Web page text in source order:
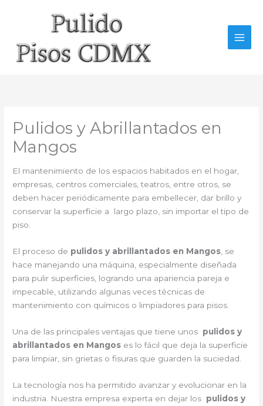
Pulidos y Abrillantados en
Mangos
El mantenimiento de los espacios habitados en el hogar,
empresas, centros comerciales, teatros, entre otros, se
deben hacer periódicamente para embellecer, dar brillo y
conservar la superficie a largo plazo, sin importar el tipo de
piso.
El proceso de pulidos y abrillantados en Mangos , se
hace manejando una máquina, especialmente diseñada
para pulir superficies, logrando una apariencia pareja e
impecable, utilizando algunas veces técnicas de
mantenimiento con químicos o limpiadores para pisos.
Una de las principales ventajas que tiene unos pulidos y
abrillantados en Mangos es lo fácil que deja la superficie
para limpiar, sin grietas o fisuras que guarden la suciedad.
La tecnología nos ha permitido avanzar y evolucionar en la
industria. Nuestra empresa experta en dejar los pulidos y